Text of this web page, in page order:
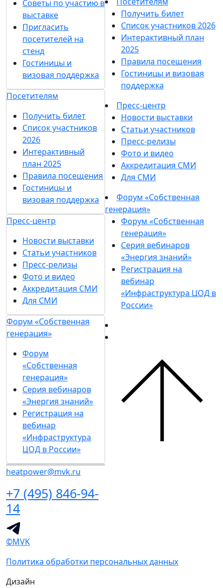
Советы по участию в
выставке
Пригласить
посетителей на
стенд
Гостиницы и
визовая поддержка
Посетителям
Получить билет
Список участников
2026
Интерактивный
план 2025
Правила посещения
Гостиницы и
визовая поддержка
Пресс-центр
Новости выставки
Статьи участников
Пресс-релизы
Фото и видео
Аккредитация СМИ
Для СМИ
Форум «Собственная
генерация»
Форум
«Собственная
генерация»
Серия вебинаров
«Энергия знаний»
Регистрация на
вебинар
«Инфраструктура
ЦОД в России»
heatpower@mvk.ru
+7 (495) 846-94-
14
Получить билет
Список участников 2026
Интерактивный план
2025
Правила посещения
Гостиницы и визовая
поддержка
Пресс-центр
Новости выставки
Статьи участников
Пресс-релизы
Фото и видео
Аккредитация СМИ
Для СМИ
Форум «Собственная
генерация»
Форум «Собственная
генерация»
Серия вебинаров
«Энергия знаний»
Регистрация на
вебинар
«Инфраструктура ЦОД в
России»
©MVK
Политика обработки персональных данных
Дизайн